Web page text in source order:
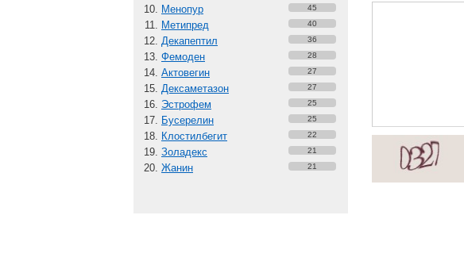
Менопур 45
Метипред 40
Декапептил 36
Фемоден 28
Актовегин 27
Дексаметазон 27
Эстрофем 25
Бусерелин 25
Клостилбегит 22
Золадекс 21
Жанин 21